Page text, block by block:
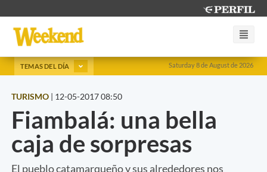
Saturday 8 de August de 2026
TEMAS DEL DÍA
TURISMO | 12-05-2017 08:50
Fiambalá: una bella
caja de sorpresas
El pueblo catamarqueño y sus alrededores nos